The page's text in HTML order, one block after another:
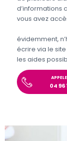
d’informations
vous avez
évidemment,
écrire via le
les aides
04 96